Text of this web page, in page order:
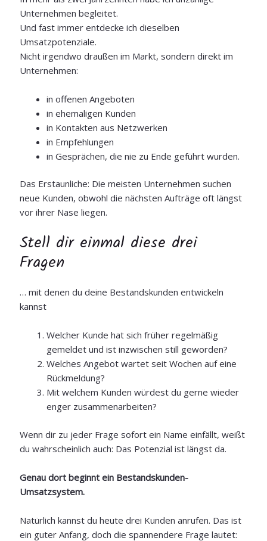
Unternehmen begleitet.
Und fast immer entdecke ich dieselben
Umsatzpotenziale.
Nicht irgendwo draußen im Markt, sondern direkt im
Unternehmen:
in offenen Angeboten
in ehemaligen Kunden
in Kontakten aus Netzwerken
in Empfehlungen
in Gesprächen, die nie zu Ende geführt wurden.
Das Erstaunliche: Die meisten Unternehmen suchen
neue Kunden, obwohl die nächsten Aufträge oft längst
vor ihrer Nase liegen.
Stell dir einmal diese drei
Fragen
… mit denen du deine Bestandskunden entwickeln
kannst
Welcher Kunde hat sich früher regelmäßig
gemeldet und ist inzwischen still geworden?
Welches Angebot wartet seit Wochen auf eine
Rückmeldung?
Mit welchem Kunden würdest du gerne wieder
enger zusammenarbeiten?
Wenn dir zu jeder Frage sofort ein Name einfällt, weißt
du wahrscheinlich auch: Das Potenzial ist längst da.
Genau dort beginnt ein Bestandskunden-
Umsatzsystem.
Natürlich kannst du heute drei Kunden anrufen. Das ist
ein guter Anfang, doch die spannendere Frage lautet: